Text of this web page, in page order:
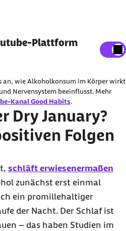
Youtube-Plattform
zu lassen.
dass personenbezogene
werden. Mehr dazu
.
Plattform
an, wie Alkoholkonsum im Körper wirkt
Nervensystem beeinflusst. Mehr
Kanal Good Habits.
Dry January?
Folgen
schläft erwiesenermaßen
zunächst erst einmal
ein promillehaltiger
der Nacht. Der Schlaf ist
– das haben Studien im